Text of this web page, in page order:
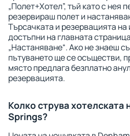
„Полет+Хотел”, тъй като с нея
резервираш полет и
Търсачката и резервацията на
достъпни на главната
„Настаняване“. Ако не знаеш
пътуването ще се осъществи,
място предлага безплатно
резервацията.
Колко струва хотелската
Springs?